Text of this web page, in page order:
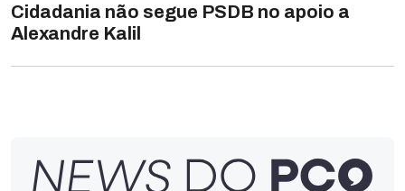
Cidadania não segue PSDB no apoio a
Alexandre Kalil